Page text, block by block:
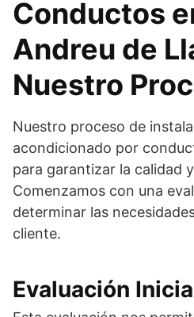
Conductos
Andreu de
Nuestro
Nuestro proceso de
acondicionado por
para garantizar la calidad
Comenzamos con una
determinar las
cliente.
Evaluación